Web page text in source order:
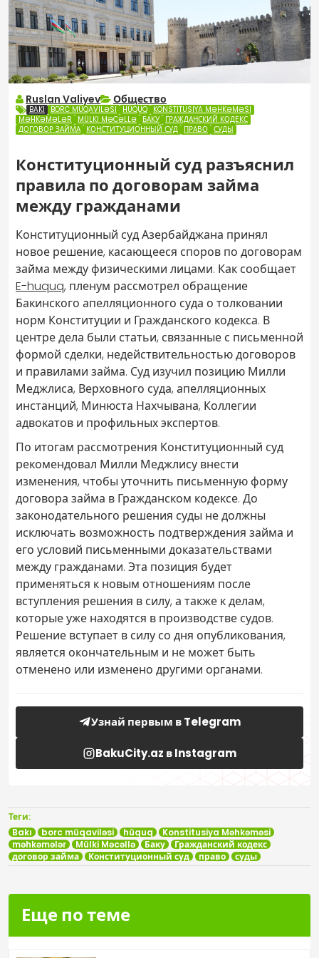
Ruslan Valiyev Общество
BAKI BORC MÜQAVILƏSI HÜQUQ KONSTITUSIYA MƏHKƏMƏSI
MƏHKƏMƏLƏR
MÜLKI MƏCƏLLƏ БАКУ ГРАЖДАНСКИЙ КОДЕКС
ДОГОВОР ЗАЙМА КОНСТИТУЦИОННЫЙ СУД ПРАВО СУДЫ
Конституционный суд разъяснил
правила по договорам займа
между гражданами
Конституционный суд Азербайджана принял
новое решение, касающееся споров по договорам
займа между физическими лицами. Как сообщает
E-huquq, пленум рассмотрел обращение
Бакинского апелляционного суда о толковании
норм Конституции и Гражданского кодекса. В
центре дела были статьи, связанные с письменной
формой сделки, недействительностью договоров
и правилами займа. Суд изучил позицию Милли
Меджлиса, Верховного суда, апелляционных
инстанций, Минюста Нахчывана, Коллегии
адвокатов и профильных экспертов.
По итогам рассмотрения Конституционный суд
рекомендовал Милли Меджлису внести
изменения, чтобы уточнить письменную форму
договора займа в Гражданском кодексе. До
законодательного решения суды не должны
исключать возможность подтверждения займа и
его условий письменными доказательствами
между гражданами. Эта позиция будет
применяться к новым отношениям после
вступления решения в силу, а также к делам,
которые уже находятся в производстве судов.
Решение вступает в силу со дня опубликования,
является окончательным и не может быть
отменено или изменено другими органами.
Узнай первым в Telegram
BakuCity.az в Instagram
Теги:
Bakı
borc müqaviləsi hüquq
Konstitusiya Məhkəməsi
məhkəmələr
Mülki Məcəllə Баку
Гражданский кодекс
договор займа
Конституционный суд право суды
Еще по теме